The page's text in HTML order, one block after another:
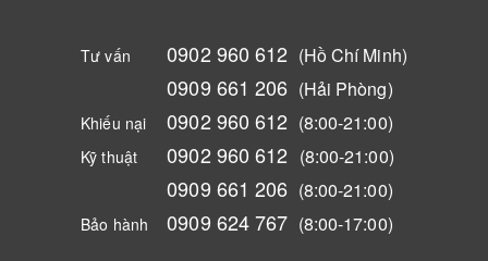
Tư vấn 0902 960 612 (Hồ Chí Minh)
0909 661 206 (Hải Phòng)
Khiếu nại 0902 960 612 (8:00-21:00)
Kỹ thuật 0902 960 612 (8:00-21:00)
0909 661 206 (8:00-21:00)
Bảo hành 0909 624 767 (8:00-17:00)